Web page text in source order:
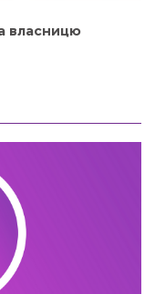
власницю